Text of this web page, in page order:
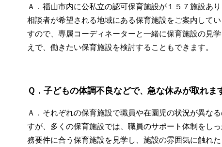
Ａ．福山市内に公私立の認可保育施設が１５７施設あ
相談者が希望される地域にある保育施設をご案内して
すので、専属コーディネーターと一緒に保育施設の見
えで、働きたい保育施設を検討することもできます。
Ｑ．子どもの体調不良などで、 急な休みが取れま
Ａ．それぞれの保育施設で職員や在園児の状況が異な
すが、多くの保育施設では、職員のサポート体制をし
務要件に合う保育施設を見学し、施設の雰囲気に触れ